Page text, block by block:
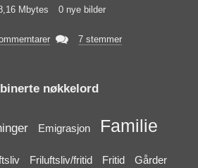
Mbytes 0 nye bilder
 7 stemmer
nøkkelord
Emigrasjon Familie
Friluftsliv/fritid Fritid Gårder